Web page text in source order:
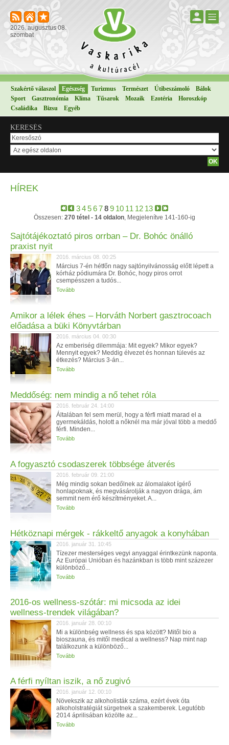
2026. augusztus 08.
szombat
Szakértő válaszol Egészség Turizmus Természet Útibeszámoló
Bálok
Sport
Gasztronómia Klíma Tűsarok Mozaik Ezotéria
Horoszkóp
Családika
Bizsu Egyéb
KERESÉS
HÍREK
3456789 10 11 12 13
Összesen: 270 tétel - 14 oldalon, Megjelenítve 141-160-ig
Sajtótájékoztató piros orrban – Dr. Bohóc önálló
praxist nyit
2016. március 08. 00:25
Március 7-én hétfőn nagy sajtónyilvánosság előtt lépett a
kórház pódiumára Dr. Bohóc, hogy piros orrot
csempésszen a tudós...
Tovább
Amikor a lélek éhes – Horváth Norbert gasztrocoach
előadása a büki Könyvtárban
2016. március 04. 00:30
Az emberiség dilemmája: Mit egyek? Mikor egyek?
Mennyit egyek? Meddig élvezet és honnan túlevés az
étkezés? Március 3-án...
Tovább
Meddőség: nem mindig a nő tehet róla
2016. február 24. 14:00
Általában fel sem merül, hogy a férfi miatt marad el a
gyermekáldás, holott a nőknél ma már jóval több a meddő
férfi. Minden...
Tovább
A fogyasztó csodaszerek többsége átverés
2016. február 09. 21:00
Még mindig sokan bedőlnek az álomalakot ígérő
honlapoknak, és megvásárolják a nagyon drága, ám
semmit nem érő készítményeket. A...
Tovább
Hétköznapi mérgek - rákkeltő anyagok a konyhában
2016. január 31. 10:45
Tízezer mesterséges vegyi anyaggal érintkezünk naponta.
Az Európai Unióban és hazánkban is több mint százezer
különböző...
Tovább
2016-os wellness-szótár: mi micsoda az idei
wellness-trendek világában?
2016. január 28. 00:10
Mi a különbség wellness és spa között? Mitől bio a
bioszauna, és mitől medical a wellness? Nap mint nap
találkozunk a különböző...
Tovább
A férfi nyíltan iszik, a nő zugivó
2016. január 12. 00:10
Növekszik az alkoholisták száma, ezért évek óta
alkoholstratégiát sürgetnek a szakemberek. Legutóbb
2014 áprilisában közölte az...
Tovább